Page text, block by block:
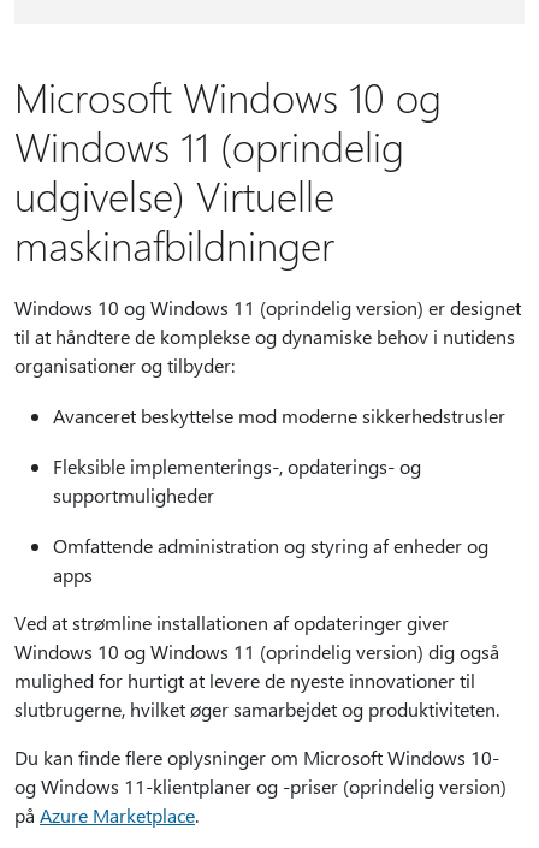
Microsoft Windows 10 og
Windows 11 (oprindelig
udgivelse) Virtuelle
maskinafbildninger
Windows 10 og Windows 11 (oprindelig version) er designet
til at håndtere de komplekse og dynamiske behov i nutidens
organisationer og tilbyder:
Avanceret beskyttelse mod moderne sikkerhedstrusler
Fleksible implementerings-, opdaterings- og
supportmuligheder
Omfattende administration og styring af enheder og
apps
Ved at strømline installationen af opdateringer giver
Windows 10 og Windows 11 (oprindelig version) dig også
mulighed for hurtigt at levere de nyeste innovationer til
slutbrugerne, hvilket øger samarbejdet og produktiviteten.
Du kan finde flere oplysninger om Microsoft Windows 10-
og Windows 11-klientplaner og -priser (oprindelig version)
på Azure Marketplace.